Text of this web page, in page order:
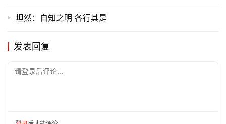
首
文
坦然：自知之明 各行其是
发表回复
请登录后评论...